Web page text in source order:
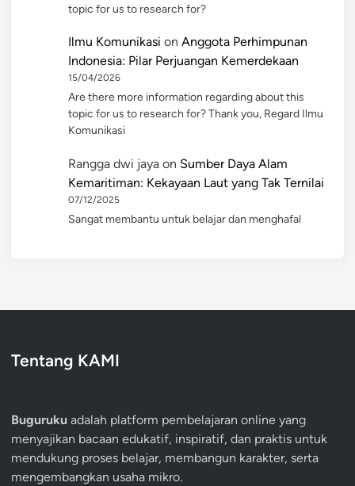
topic for us to research for?
Ilmu Komunikasi on Anggota Perhimpunan
Indonesia: Pilar Perjuangan Kemerdekaan
15/04/2026
Are there more information regarding about this
topic for us to research for? Thank you, Regard Ilmu
Komunikasi
Rangga dwi jaya on Sumber Daya Alam
Kemaritiman: Kekayaan Laut yang Tak Ternilai
07/12/2025
Sangat membantu untuk belajar dan menghafal
Tentang KAMI
Buguruku adalah platform pembelajaran online yang
menyajikan bacaan edukatif, inspiratif, dan praktis untuk
mendukung proses belajar, membangun karakter, serta
mengembangkan usaha mikro.